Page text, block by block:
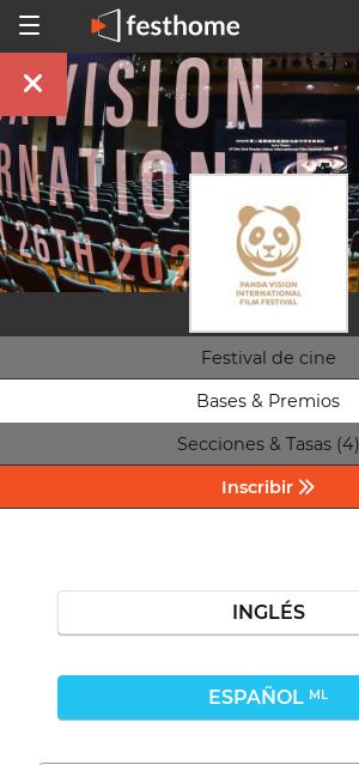
Festival de cine
Bases & Premios
Secciones & Tasas (4)
Inscribir
INGLÉS
ESPAÑOL ML